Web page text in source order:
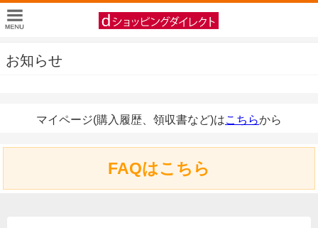
お知らせ
マイページ(購入履歴、領収書など)はこちらから
FAQはこちら